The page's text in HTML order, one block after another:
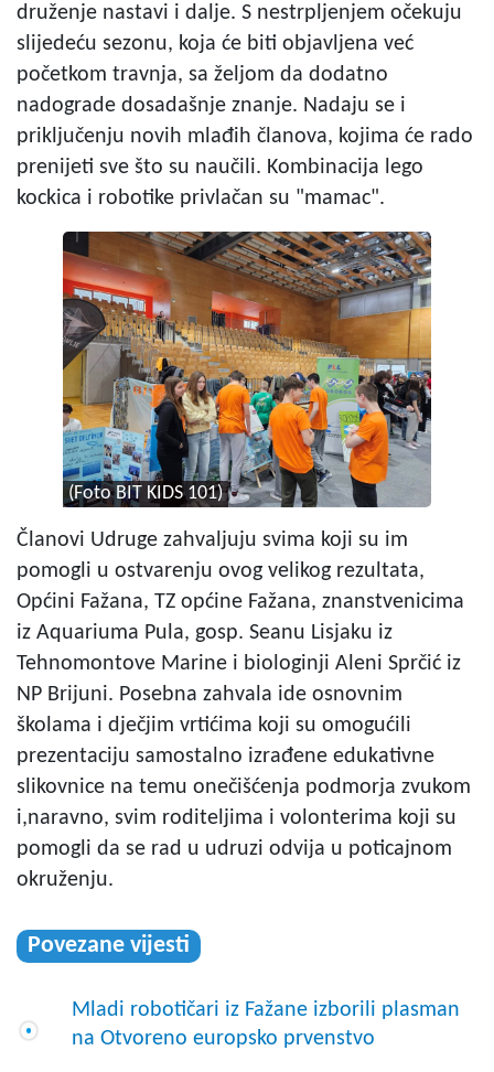
druženje nastavi i dalje. S nestrpljenjem očekuju
slijedeću sezonu, koja će biti objavljena već
početkom travnja, sa željom da dodatno
nadograde dosadašnje znanje. Nadaju se i
priključenju novih mlađih članova, kojima će rado
prenijeti sve što su naučili. Kombinacija lego
kockica i robotike privlačan su "mamac".
(Foto BIT KIDS 101)
Članovi Udruge zahvaljuju svima koji su im
pomogli u ostvarenju ovog velikog rezultata,
Općini Fažana, TZ općine Fažana, znanstvenicima
iz Aquariuma Pula, gosp. Seanu Lisjaku iz
Tehnomontove Marine i biologinji Aleni Sprčić iz
NP Brijuni. Posebna zahvala ide osnovnim
školama i dječjim vrtićima koji su omogućili
prezentaciju samostalno izrađene edukativne
slikovnice na temu onečišćenja podmorja zvukom
i,naravno, svim roditeljima i volonterima koji su
pomogli da se rad u udruzi odvija u poticajnom
okruženju.
Povezane vijesti
Mladi robotičari iz Fažane izborili plasman
na Otvoreno europsko prvenstvo